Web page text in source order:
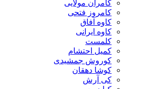
کامران مولایی
کامروز فتحی
کاوه آفاق
کاوه ایرانی
کلمست
کمیل احتشام
کوروش جمشیدی
کوشا دهقان
کی آرش